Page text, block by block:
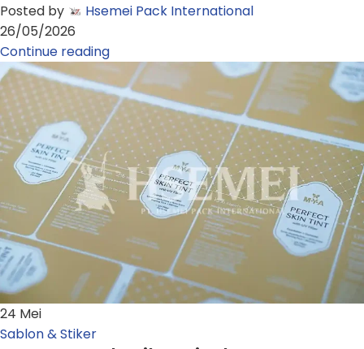
Posted by
Hsemei Pack International
26/05/2026
Continue reading
24 Mei
Sablon & Stiker